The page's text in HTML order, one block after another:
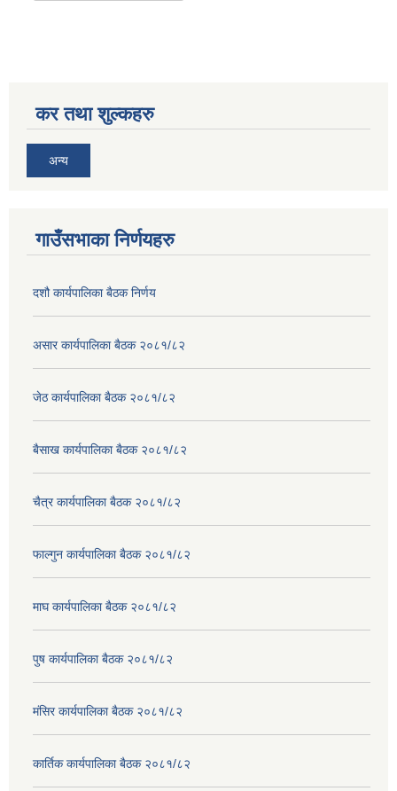
कर तथा शुल्कहरु
अन्य
गाउँसभाका निर्णयहरु
दशौ कार्यपालिका बैठक निर्णय
असार कार्यपालिका बैठक २०८१/८२
जेठ कार्यपालिका बैठक २०८१/८२
बैसाख कार्यपालिका बैठक २०८१/८२
चैत्र कार्यपालिका बैठक २०८१/८२
फाल्गुन कार्यपालिका बैठक २०८१/८२
माघ कार्यपालिका बैठक २०८१/८२
पुष कार्यपालिका बैठक २०८१/८२
मंसिर कार्यपालिका बैठक २०८१/८२
कार्तिक कार्यपालिका बैठक २०८१/८२